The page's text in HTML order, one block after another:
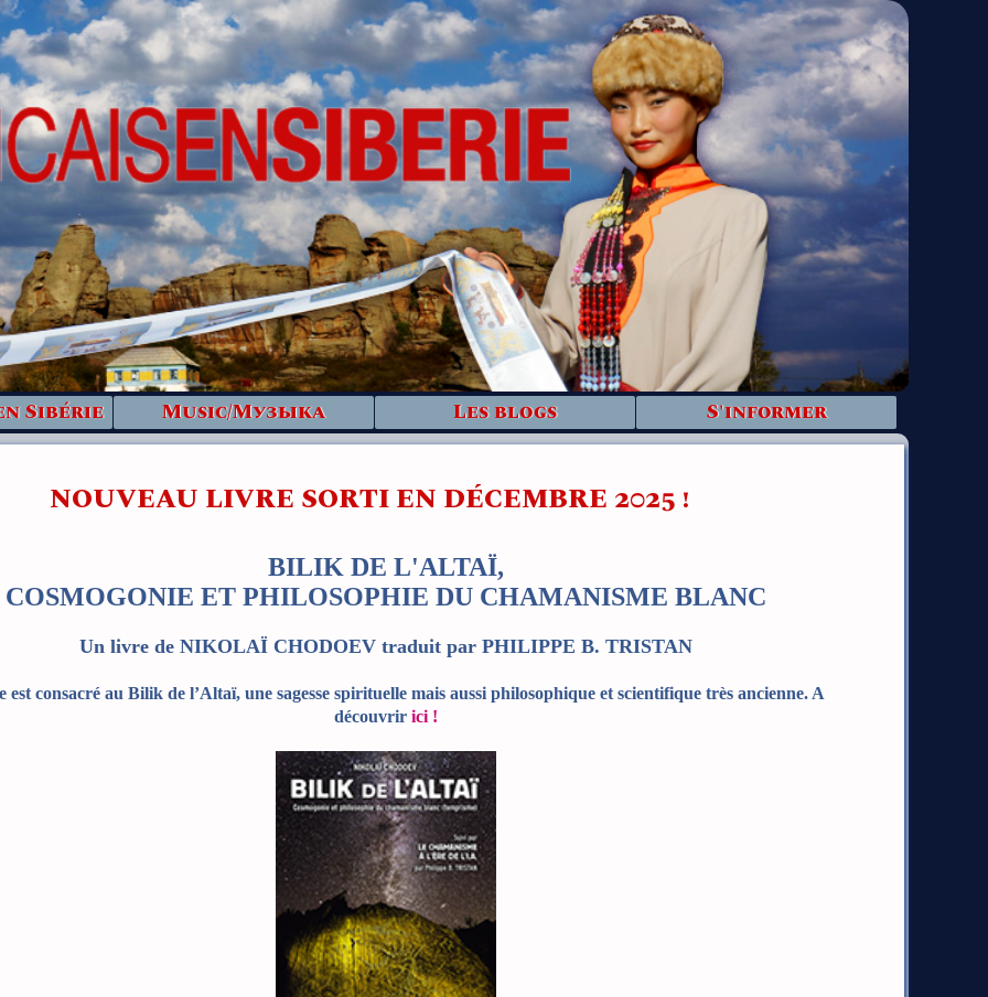
Sibérie Music/Музыка Les blogs S'informer
NOUVEAU LIVRE SORTI EN DÉCEMBRE 2025 !
BILIK DE L'ALTAÏ,
COSMOGONIE ET PHILOSOPHIE DU CHAMANISME BLANC
Un livre de NIKOLAÏ CHODOEV traduit par PHILIPPE B. TRISTAN
est consacré au Bilik de l’Altaï, une sagesse spirituelle mais aussi philosophique et scientifique très ancienne. A
découvrir ici !